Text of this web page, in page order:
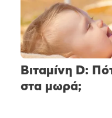
Βιταμίνη D:
στα μωρά;